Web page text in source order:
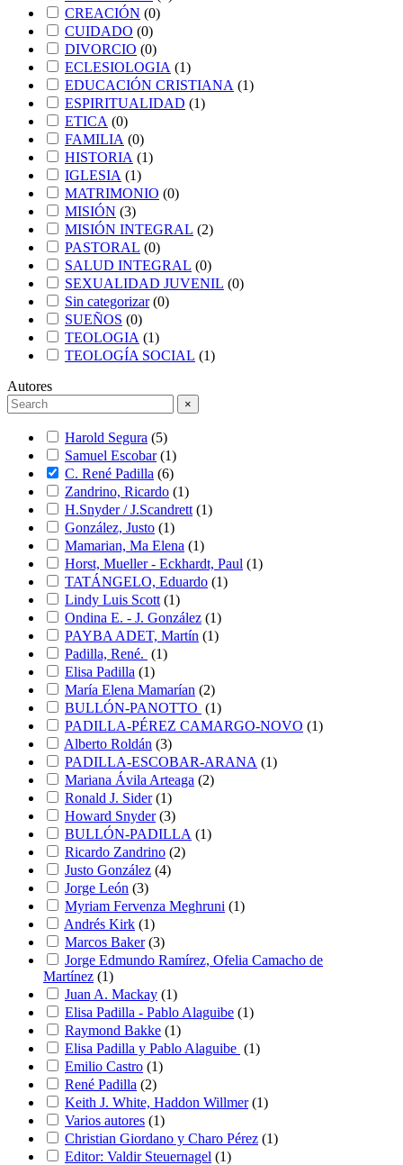
CREACIÓN (0)
CUIDADO (0)
DIVORCIO (0)
ECLESIOLOGIA (1)
EDUCACIÓN CRISTIANA (1)
ESPIRITUALIDAD (1)
ETICA (0)
FAMILIA (0)
HISTORIA (1)
IGLESIA (1)
MATRIMONIO (0)
MISIÓN (3)
MISIÓN INTEGRAL (2)
PASTORAL (0)
SALUD INTEGRAL (0)
SEXUALIDAD JUVENIL (0)
Sin categorizar (0)
SUEÑOS (0)
TEOLOGIA (1)
TEOLOGÍA SOCIAL (1)
Autores
×
Harold Segura (5)
Samuel Escobar (1)
C. René Padilla (6)
Zandrino, Ricardo (1)
H.Snyder / J.Scandrett (1)
González, Justo (1)
Mamarian, Ma Elena (1)
Horst, Mueller - Eckhardt, Paul (1)
TATÁNGELO, Eduardo (1)
Lindy Luis Scott (1)
Ondina E. - J. González (1)
PAYBA ADET, Martín (1)
Padilla, René. (1)
Elisa Padilla (1)
María Elena Mamarían (2)
BULLÓN-PANOTTO (1)
PADILLA-PÉREZ CAMARGO-NOVO (1)
Alberto Roldán (3)
PADILLA-ESCOBAR-ARANA (1)
Mariana Ávila Arteaga (2)
Ronald J. Sider (1)
Howard Snyder (3)
BULLÓN-PADILLA (1)
Ricardo Zandrino (2)
Justo González (4)
Jorge León (3)
Myriam Fervenza Meghruni (1)
Andrés Kirk (1)
Marcos Baker (3)
Jorge Edmundo Ramírez, Ofelia Camacho de
Martínez (1)
Juan A. Mackay (1)
Elisa Padilla - Pablo Alaguibe (1)
Raymond Bakke (1)
Elisa Padilla y Pablo Alaguibe (1)
Emilio Castro (1)
René Padilla (2)
Keith J. White, Haddon Willmer (1)
Varios autores (1)
Christian Giordano y Charo Pérez (1)
Editor: Valdir Steuernagel (1)